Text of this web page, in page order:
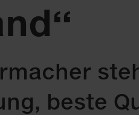
beste